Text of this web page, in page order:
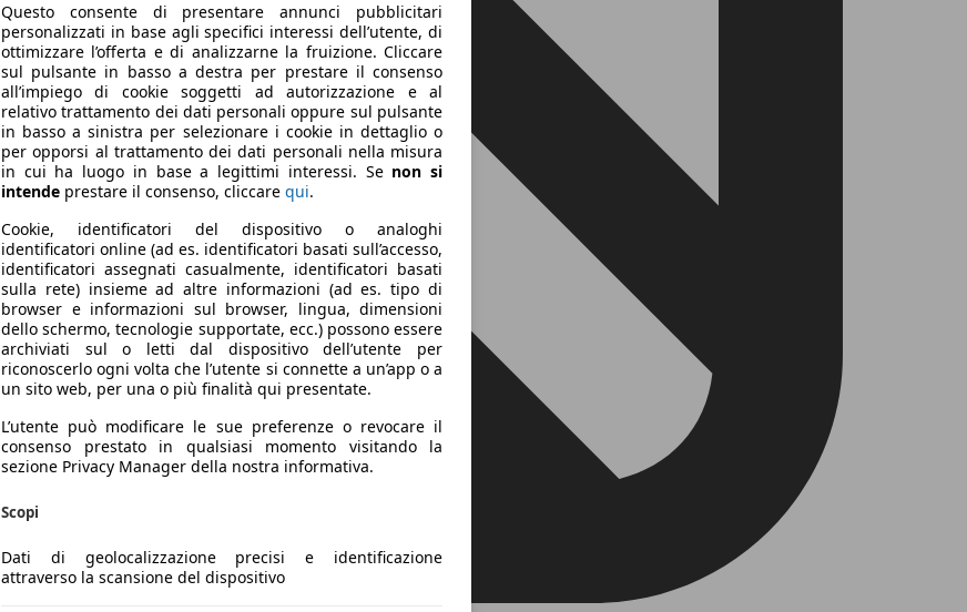
Questo consente di presentare annunci pubblicitari
personalizzati in base agli specifici interessi dell’utente, di
ottimizzare l’offerta e di analizzarne la fruizione. Cliccare
sul pulsante in basso a destra per prestare il consenso
all’impiego di cookie soggetti ad autorizzazione e al
relativo trattamento dei dati personali oppure sul pulsante
in basso a sinistra per selezionare i cookie in dettaglio o
per opporsi al trattamento dei dati personali nella misura
in cui ha luogo in base a legittimi interessi. Se non si
intende prestare il consenso, cliccare qui.
Cookie, identificatori del dispositivo o analoghi
identificatori online (ad es. identificatori basati sull’accesso,
identificatori assegnati casualmente, identificatori basati
sulla rete) insieme ad altre informazioni (ad es. tipo di
browser e informazioni sul browser, lingua, dimensioni
dello schermo, tecnologie supportate, ecc.) possono essere
archiviati sul o letti dal dispositivo dell’utente per
riconoscerlo ogni volta che l’utente si connette a un’app o a
un sito web, per una o più finalità qui presentate.
L’utente può modificare le sue preferenze o revocare il
consenso prestato in qualsiasi momento visitando la
sezione Privacy Manager della nostra informativa.
Scopi
Dati di geolocalizzazione precisi e identificazione
attraverso la scansione del dispositivo